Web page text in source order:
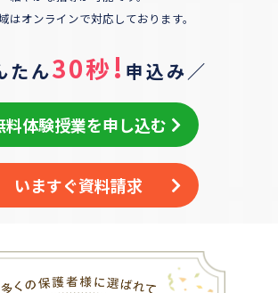
はオンラインで対応しております。
たん30秒! 申込み／
料体験授業を申し込む
いますぐ資料請求